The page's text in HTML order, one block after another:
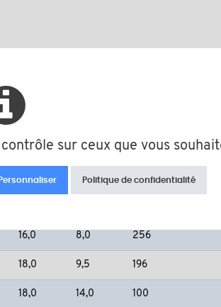
D
7,0 1,5 544
9,0 2,0 420
16,0 8,0 256
18,0 9,5 196
18,0 14,0 100
sur ceux que vous
Personnaliser Politique de confidentialité